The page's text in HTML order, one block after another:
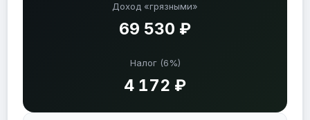
Доход «грязными»
69 530 ₽
Налог (6%)
4 172 ₽